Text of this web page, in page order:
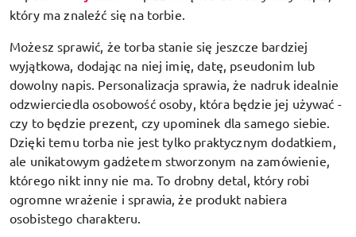
który ma znaleźć się na torbie.
Możesz sprawić, że torba stanie się jeszcze bardziej
wyjątkowa, dodając na niej imię, datę, pseudonim lub
dowolny napis. Personalizacja sprawia, że nadruk idealnie
odzwierciedla osobowość osoby, która będzie jej używać -
czy to będzie prezent, czy upominek dla samego siebie.
Dzięki temu torba nie jest tylko praktycznym dodatkiem,
ale unikatowym gadżetem stworzonym na zamówienie,
którego nikt inny nie ma. To drobny detal, który robi
ogromne wrażenie i sprawia, że produkt nabiera
osobistego charakteru.